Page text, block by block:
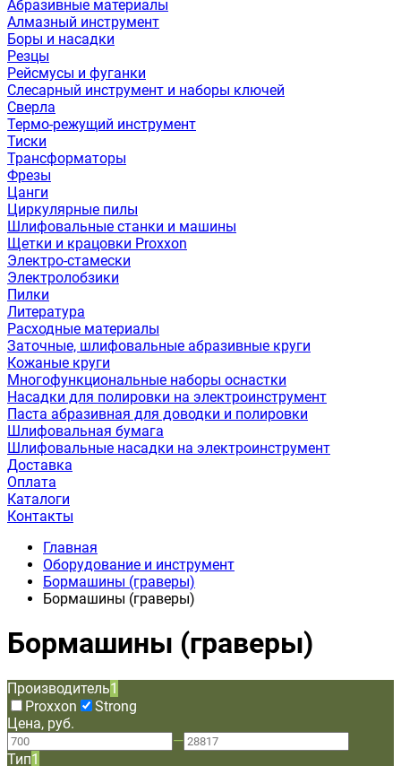
Абразивные материалы
Алмазный инструмент
Боры и насадки
Резцы
Рейсмусы и фуганки
Слесарный инструмент и наборы ключей
Сверла
Термо-режущий инструмент
Тиски
Трансформаторы
Фрезы
Цанги
Циркулярные пилы
Шлифовальные станки и машины
Щетки и крацовки Proxxon
Электро-стамески
Электролобзики
Пилки
Литература
Расходные материалы
Заточные, шлифовальные абразивные круги
Кожаные круги
Многофункциональные наборы оснастки
Насадки для полировки на электроинструмент
Паста абразивная для доводки и полировки
Шлифовальная бумага
Шлифовальные насадки на электроинструмент
Доставка
Оплата
Каталоги
Контакты
Главная
Оборудование и инструмент
Бормашины (граверы)
Бормашины (граверы)
Бормашины (граверы)
Производитель1
Proxxon
Strong
Цена, руб.
—
Тип1